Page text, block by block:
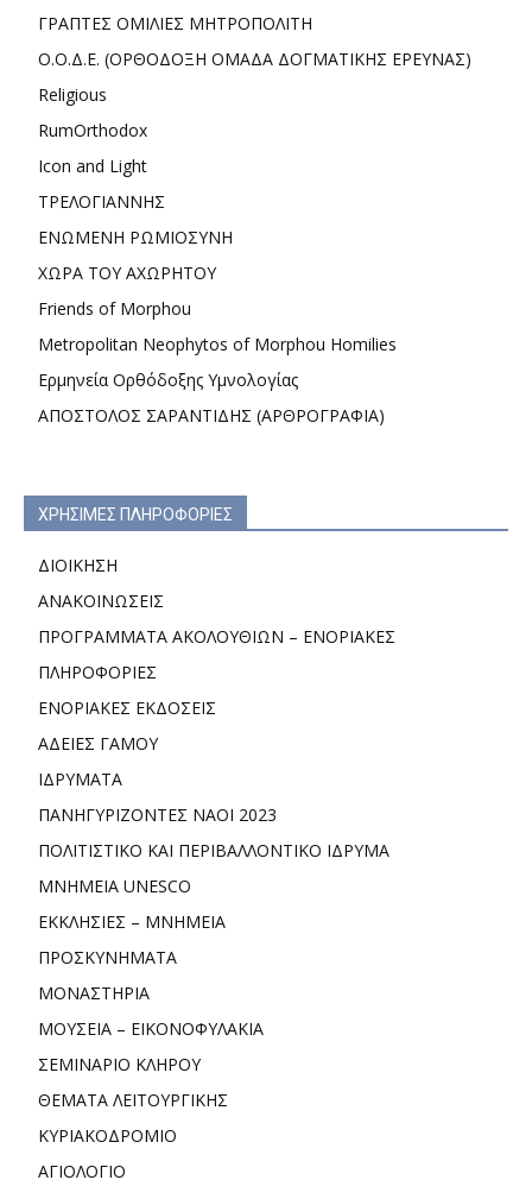
ΓΡΑΠΤΕΣ ΟΜΙΛΙΕΣ ΜΗΤΡΟΠΟΛΙΤΗ
Ο.Ο.Δ.Ε. (ΟΡΘΟΔΟΞΗ ΟΜΑΔΑ ΔΟΓΜΑΤΙΚΗΣ ΕΡΕΥΝΑΣ)
Religious
RumOrthodox
Icon and Light
ΤΡΕΛΟΓΙΑΝΝΗΣ
ΕΝΩΜΕΝΗ ΡΩΜΙΟΣΥΝΗ
ΧΩΡΑ ΤΟΥ ΑΧΩΡΗΤΟΥ
Friends of Morphou
Metropolitan Neophytos of Morphou Homilies
Ερμηνεία Ορθόδοξης Υμνολογίας
ΑΠΟΣΤΟΛΟΣ ΣΑΡΑΝΤΙΔΗΣ (ΑΡΘΡΟΓΡΑΦΙΑ)
ΧΡΗΣΙΜΕΣ ΠΛΗΡΟΦΟΡΙΕΣ
ΔΙΟΙΚΗΣΗ
ΑΝΑΚΟΙΝΩΣΕΙΣ
ΠΡΟΓΡΑΜΜΑΤΑ ΑΚΟΛΟΥΘΙΩΝ – ΕΝΟΡΙΑΚΕΣ
ΠΛΗΡΟΦΟΡΙΕΣ
ΕΝΟΡΙΑΚΕΣ ΕΚΔΟΣΕΙΣ
ΑΔΕΙΕΣ ΓΑΜΟΥ
ΙΔΡΥΜΑΤΑ
ΠΑΝΗΓΥΡΙΖΟΝΤΕΣ ΝΑΟΙ 2023
ΠΟΛΙΤΙΣΤΙΚΟ ΚΑΙ ΠΕΡΙΒΑΛΛΟΝΤΙΚΟ ΙΔΡΥΜΑ
ΜΝΗΜΕΙΑ UNESCO
ΕΚΚΛΗΣΙΕΣ – ΜΝΗΜΕΙΑ
ΠΡΟΣΚΥΝΗΜΑΤΑ
ΜΟΝΑΣΤΗΡΙΑ
ΜΟΥΣΕΙΑ – ΕΙΚΟΝΟΦΥΛΑΚΙΑ
ΣΕΜΙΝΑΡΙΟ ΚΛΗΡΟΥ
ΘΕΜΑΤΑ ΛΕΙΤΟΥΡΓΙΚΗΣ
ΚΥΡΙΑΚΟΔΡΟΜΙΟ
ΑΓΙΟΛΟΓΙΟ